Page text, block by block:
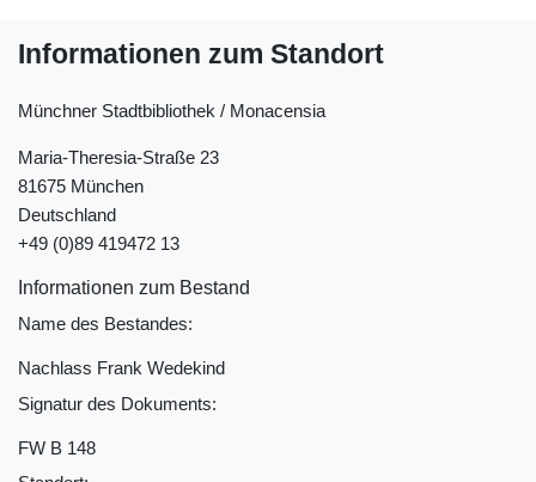
Informationen zum Standort
Münchner Stadtbibliothek / Monacensia
Maria-Theresia-Straße 23
81675 München
Deutschland
+49 (0)89 419472 13
Informationen zum Bestand
Name des Bestandes:
Nachlass Frank Wedekind
Signatur des Dokuments:
FW B 148